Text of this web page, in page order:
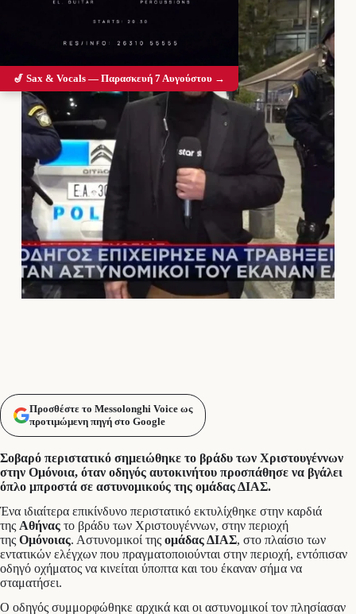
Προσθέστε το Messolonghi Voice ως
προτιμώμενη πηγή στο Google
Σοβαρό περιστατικό σημειώθηκε το βράδυ των Χριστουγέννων
στην Ομόνοια, όταν οδηγός αυτοκινήτου προσπάθησε να βγάλει
όπλο μπροστά σε αστυνομικούς της ομάδας ΔΙΑΣ.
Ένα ιδιαίτερα επικίνδυνο περιστατικό εκτυλίχθηκε στην καρδιά
της Αθήνας το βράδυ των Χριστουγέννων, στην περιοχή
της Ομόνοιας. Αστυνομικοί της ομάδας ΔΙΑΣ, στο πλαίσιο των
εντατικών ελέγχων που πραγματοποιούνται στην περιοχή, εντόπισαν
οδηγό οχήματος να κινείται ύποπτα και του έκαναν σήμα να
σταματήσει.
Ο οδηγός συμμορφώθηκε αρχικά και οι αστυνομικοί τον πλησίασαν
🎷 Sax & Vocals — Παρασκευή 7 Αυγούστου →